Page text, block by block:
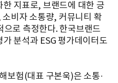
지표로, 브랜드에 대한 긍
비자 소통량, 커뮤니티 확
로 측정한다. 한국브랜드
분석과 ESG 평가데이터도
보험(대표 구본욱)은 소통·